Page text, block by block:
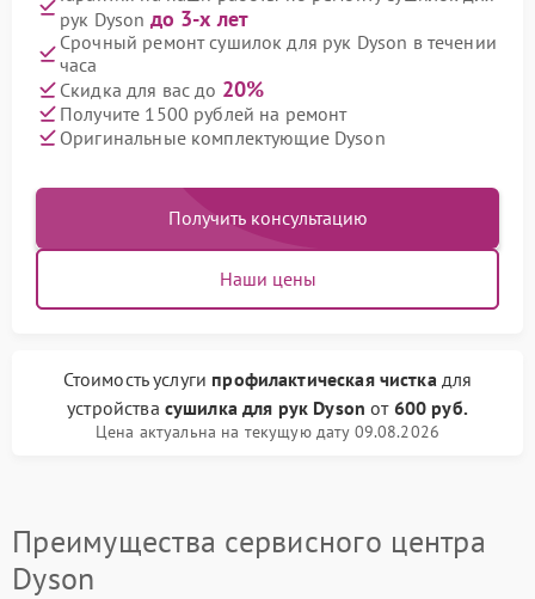
рук Dyson до 3-х лет
Срочный ремонт сушилок для рук Dyson в течении
часа
Скидка для вас до 20%
Получите 1500 рублей на ремонт
Оригинальные комплектующие Dyson
Получить консультацию
Наши цены
Стоимость услуги профилактическая чисткадля
устройства сушилка для рук Dyson от 600 руб.
Цена актуальна на текущую дату 09.08.2026
Преимущества сервисного центра
Dyson